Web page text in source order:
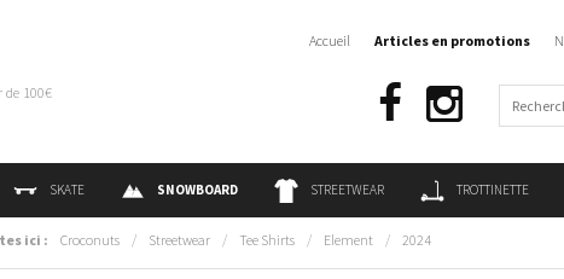
100€
SKATE SNOWBOARD STREETWEAR TROTTINETTE
Accueil Articles en promotions
ici : Croconuts / Streetwear / Tee Shirts / Element / 2024